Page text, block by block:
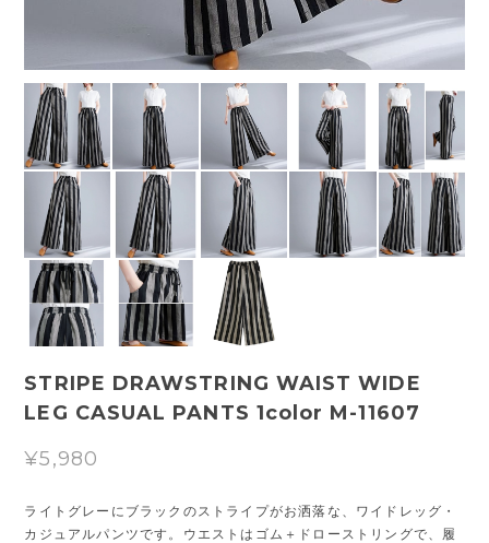
STRIPE DRAWSTRING WAIST WIDE
LEG CASUAL PANTS 1color M-11607
¥5,980
ライトグレーにブラックのストライプがお洒落な、ワイドレッグ・
カジュアルパンツです。ウエストはゴム＋ドローストリングで、履